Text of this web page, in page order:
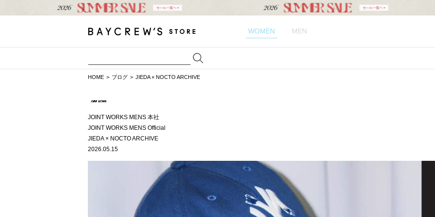
WOMEN MEN
HOME ブログ JIEDA × NOCTO ARCHIVE
JOINT WORKS MENS 本社
JOINT WORKS MENS Official
JIEDA × NOCTO ARCHIVE
2026.05.15